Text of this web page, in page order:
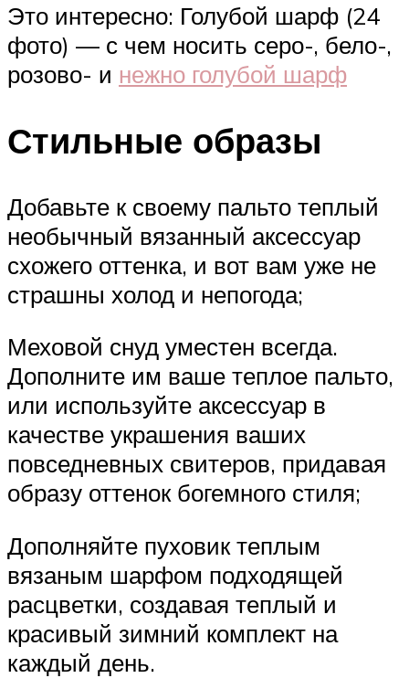
Это интересно: Голубой шарф (24
фото) — с чем носить серо-, бело-,
розово- и нежно голубой шарф
Стильные образы
Добавьте к своему пальто теплый
необычный вязанный аксессуар
схожего оттенка, и вот вам уже не
страшны холод и непогода;
Меховой снуд уместен всегда.
Дополните им ваше теплое пальто,
или используйте аксессуар в
качестве украшения ваших
повседневных свитеров, придавая
образу оттенок богемного стиля;
Дополняйте пуховик теплым
вязаным шарфом подходящей
расцветки, создавая теплый и
красивый зимний комплект на
каждый день.